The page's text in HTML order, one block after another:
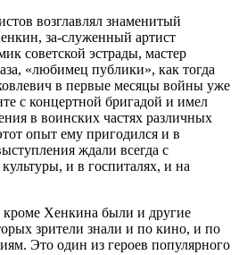
возглавлял знаменитый
за-служенный артист
советской эстрады, мастер
«любимец публики», как тогда
в первые месяцы войны уже
с концертной бригадой и имел
в воинских частях различных
опыт ему пригодился и в
ждали всегда с
и в госпиталях, и на
кроме Хенкина были и другие
зрители знали и по кино, и по
Это один из героев популярного